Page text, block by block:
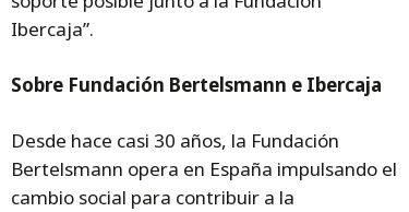
Ibercaja”.
Sobre Fundación Bertelsmann e Ibercaja
Desde hace casi 30 años, la Fundación
Bertelsmann opera en España impulsando el
cambio social para contribuir a la